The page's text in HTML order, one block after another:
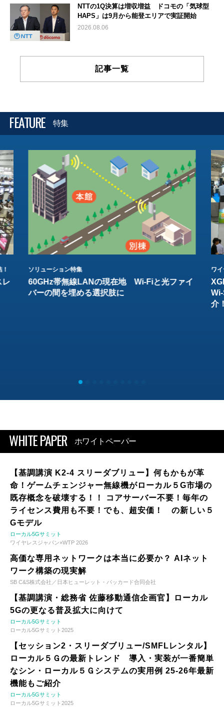
NTTの1Q決算は増収増益 ドコモの「気球型
HAPS」は9月から能登エリアで実証開始
2026.08.06
記事一覧
FEATURE 特集
レ
ソリューション特集
60GHz帯無線LANの現在地 Wi-Fiと光ファイ
バーの間を埋める選択肢に
ワ
介
WHITE PAPER ホワイトペーパー
【基調講演 K2-4 スリーダブリュー】何もかもが革
命！ゲームチェンジャー無線機がローカル５G市場の
既存概念を破壊する！！ コアサーバー不要！毎年の
ライセンス費用も不要！でも、超安価！ の新しい５
Gモデル
ローカル5Gサミット
ワイヤレスジャパン×WTP 2026
高価な専用ネットワークは本当に必要か？ AIネット
ワーク構築の現実解
SB C&S株式会社／日本ヒューレット・パッカード合同会社
【基調講演・総務省 佐藤移動通信企画官】ローカル
5Gの更なる普及拡大に向けて
ローカル5Gサミット
ローカル5Gサミット2025
【セッション2・スリーダブリュー/SMFLレンタル】
ローカル５Ｇの最新トレンド 導入・実装が一番簡単
なシン・ローカル５Ｇシステムの実用例 25-26年最新
機能もご紹介
ローカル5Gサミット
ローカル5Gサミット2025